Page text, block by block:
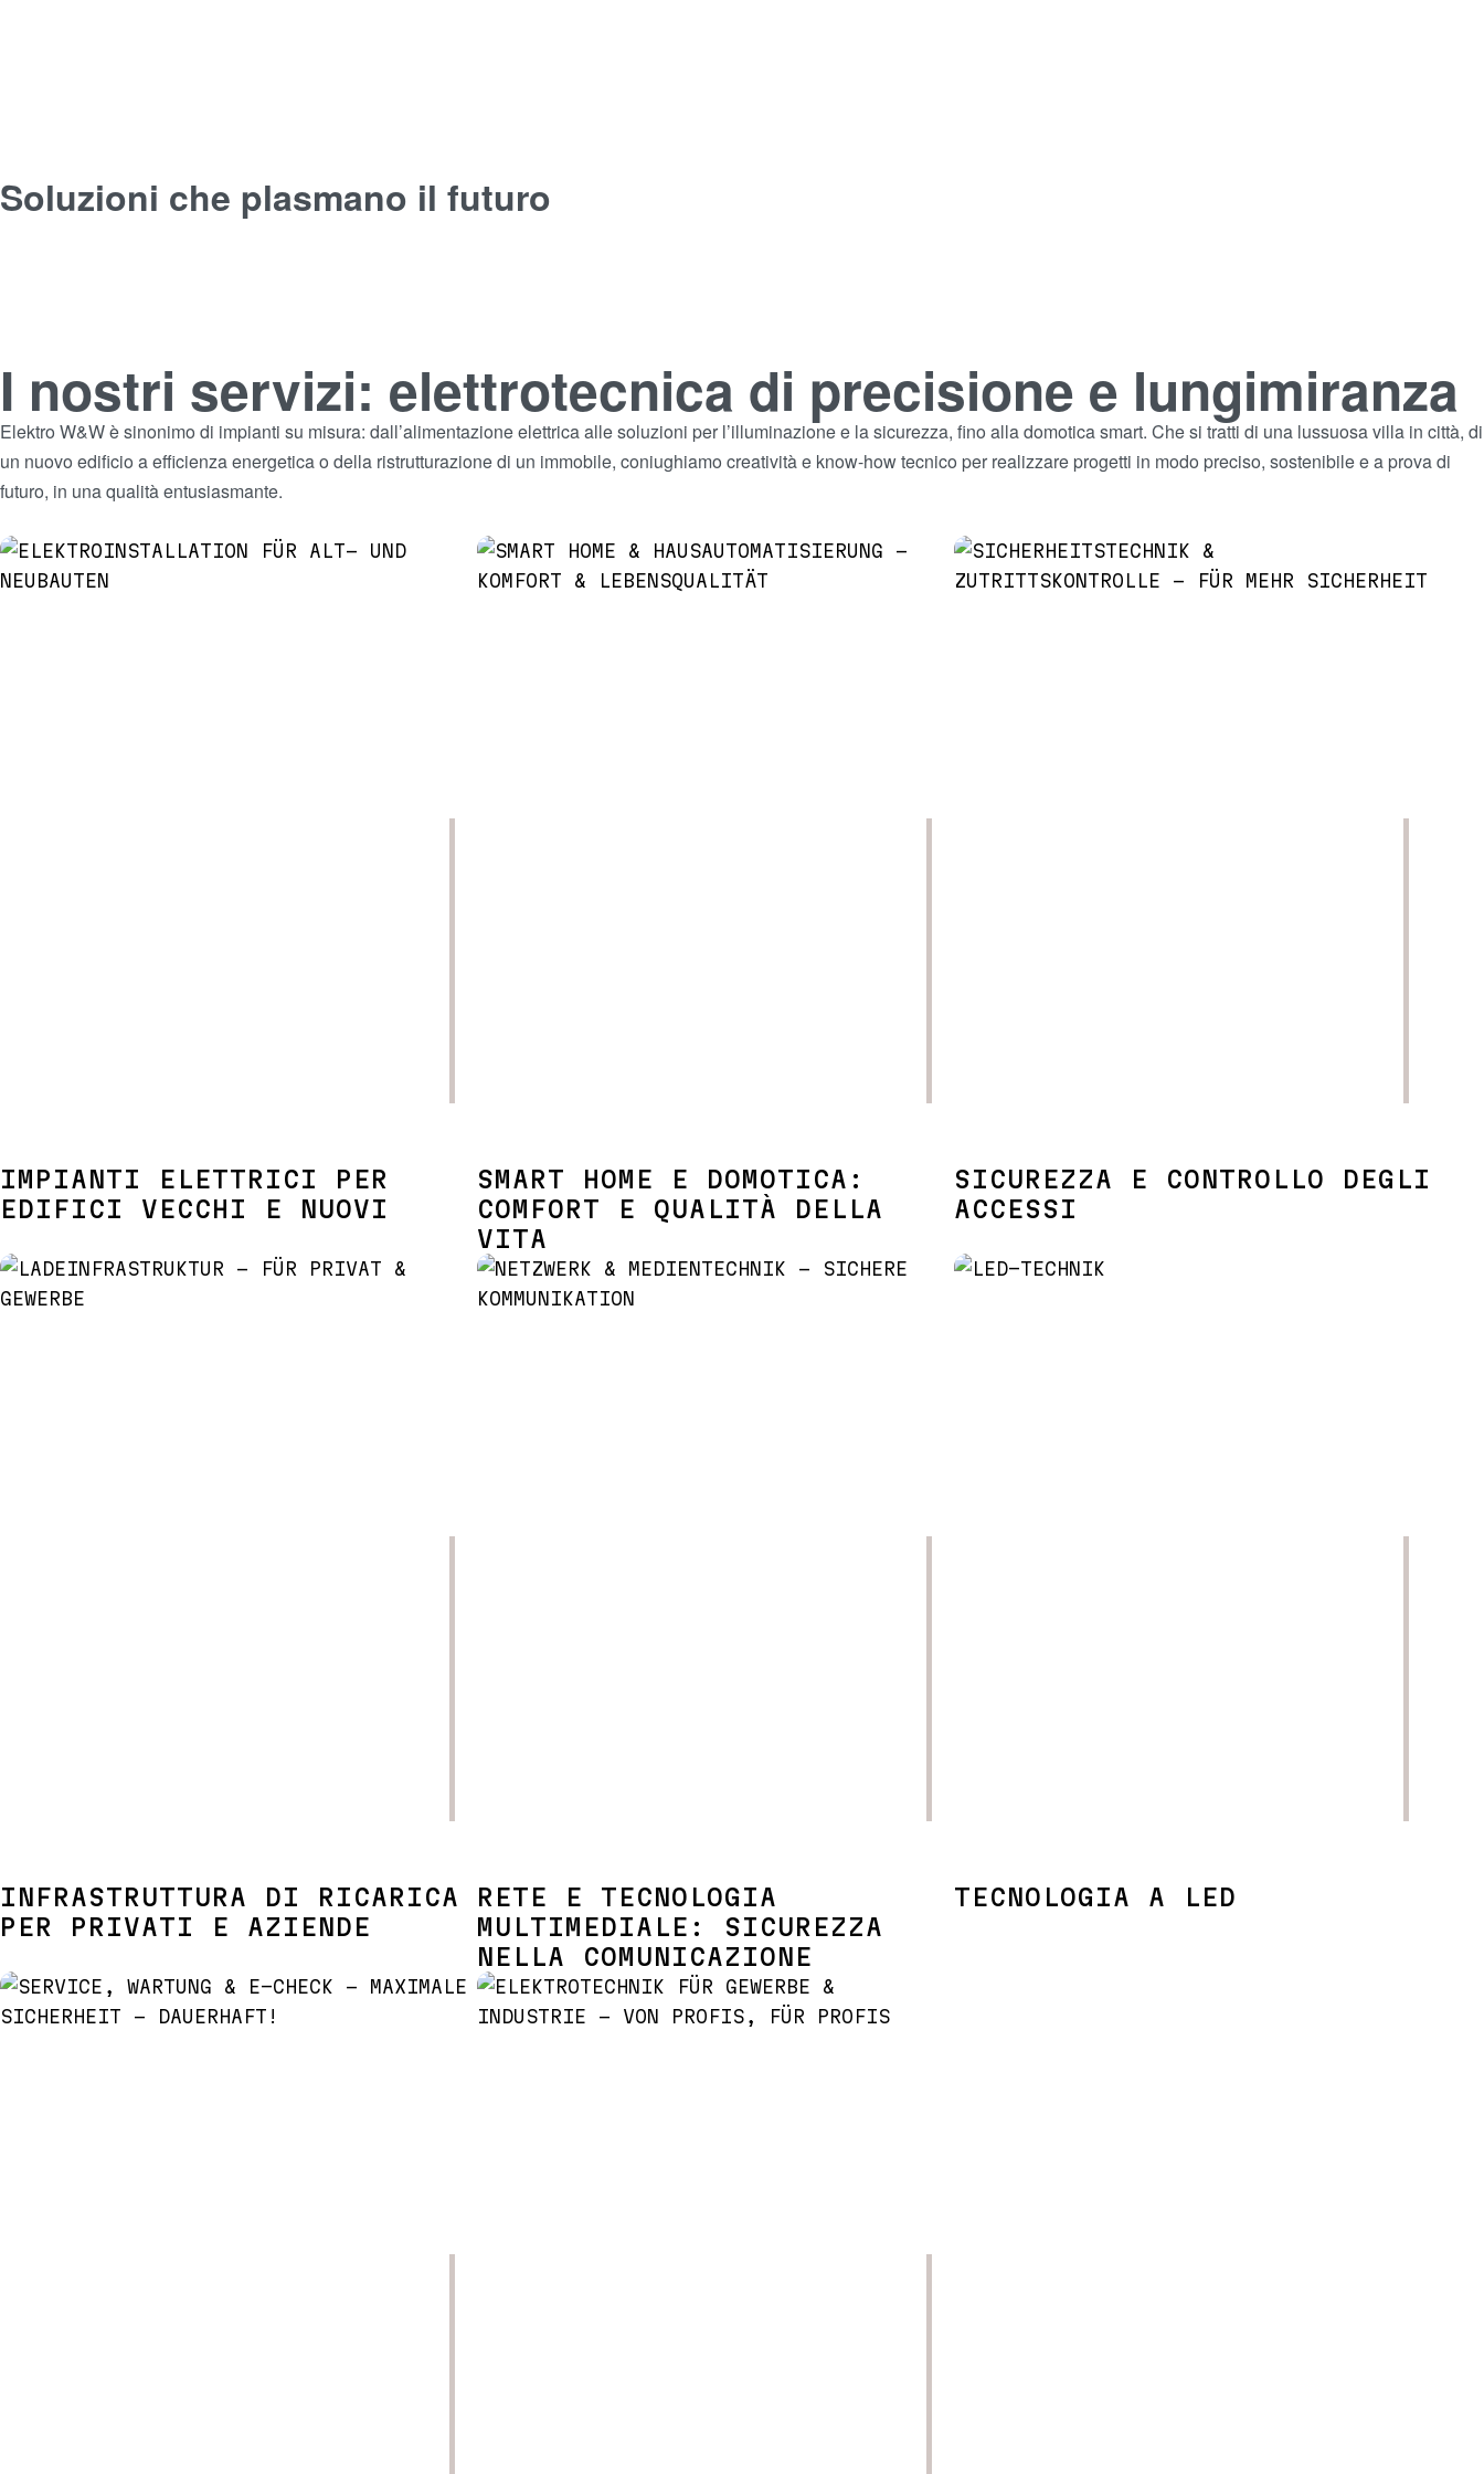
Soluzioni che plasmano il futuro
I nostri servizi: elettrotecnica di precisione e lungimiranza
Elektro W&W è sinonimo di impianti su misura: dall’alimentazione elettrica alle soluzioni per l’illuminazione e la sicurezza, fino alla domotica smart. Che si tratti di una lussuosa villa in città, di
un nuovo edificio a efficienza energetica o della ristrutturazione di un immobile, coniughiamo creatività e know-how tecnico per realizzare progetti in modo preciso, sostenibile e a prova di
futuro, in una qualità entusiasmante.
IMPIANTI ELETTRICI PER
EDIFICI VECCHI E NUOVI
SMART HOME E DOMOTICA:
COMFORT E QUALITÀ DELLA
VITA
SICUREZZA E CONTROLLO DEGLI
ACCESSI
INFRASTRUTTURA DI RICARICA
PER PRIVATI E AZIENDE
RETE E TECNOLOGIA
MULTIMEDIALE: SICUREZZA
NELLA COMUNICAZIONE
TECNOLOGIA A LED